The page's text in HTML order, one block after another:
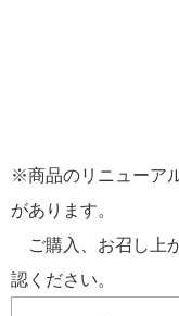
※商品のリニューア
があります。
ご購入、お召し上
認ください。